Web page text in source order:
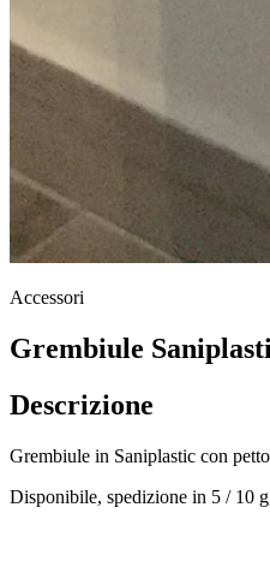
Accessori
Grembiule
Descrizione
Grembiule in Saniplastic con
Disponibile, spedizione in 5 / 10